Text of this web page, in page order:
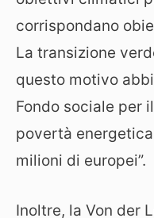
corrispondano
La transizione
questo motivo
Fondo sociale per
povertà
milioni di europei”.
Inoltre, la Von der